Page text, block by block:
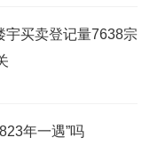
宇买卖登记量7638宗
年一遇”吗